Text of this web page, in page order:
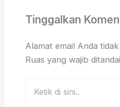
Tinggalkan
Alamat email Anda
Ruas yang wajib ditandai